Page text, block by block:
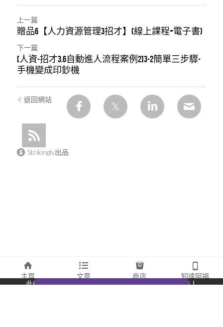
上一篇
贈品6【人力資源管理3招才】(線上課程+電子書)
下一篇
[人資-招才3.6自動進人流程案例2]3-2簡單三步驟-
手機變成印鈔機
返回網站
Strikingly出品
此網站通過 Strikingly 創建。 立即免費擁有一個網站！
主頁 文章 商店 知達阿福